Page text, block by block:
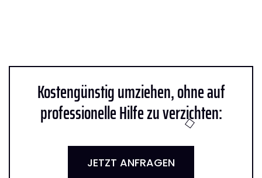
Kostengünstig umziehen, ohne auf
professionelle Hilfe zu verzichten:
JETZT ANFRAGEN